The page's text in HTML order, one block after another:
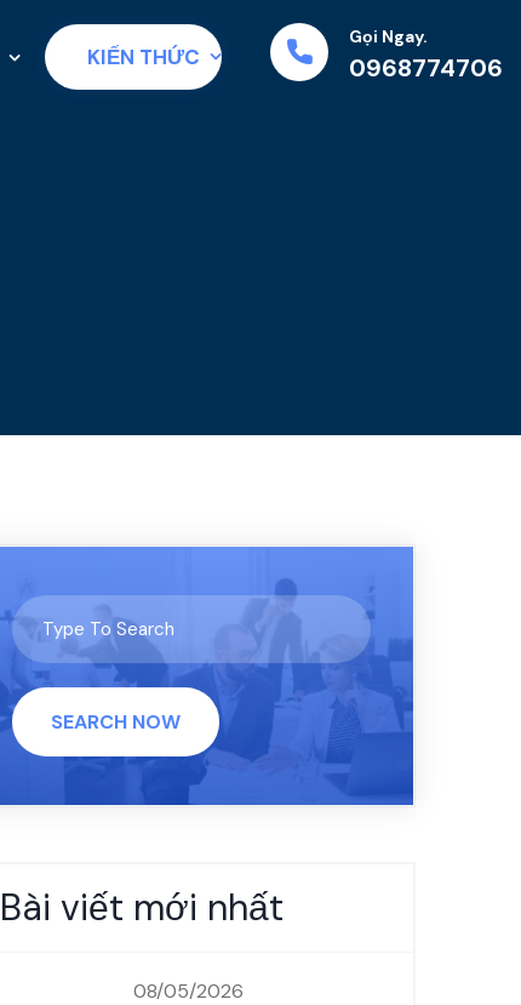
KIẾN THỨC
Gọi Ngay.
0968774706
SEARCH NOW
Bài viết mới nhất
08/05/2026